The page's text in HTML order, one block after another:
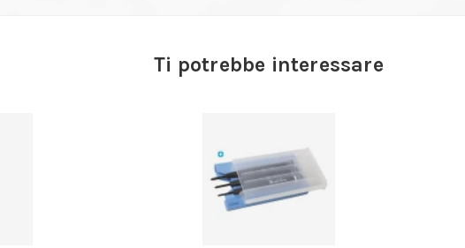
Ti potrebbe interessare